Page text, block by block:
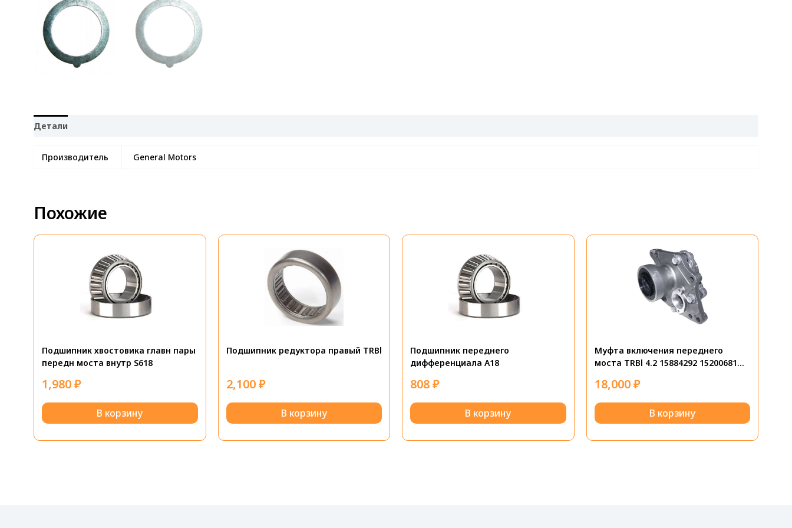
Детали
Производитель General Motors
Похожие
Подшипник хвостовика главн пары
передн моста внутр S618
1,980₽
В корзину
Подшипник редуктора правый TRBl
2,100₽
В корзину
Подшипник переднего
дифференциала A18
808₽
В корзину
Муфта включения переднего
моста TRBl 4.2 15884292 15200681
18,000₽
В корзину